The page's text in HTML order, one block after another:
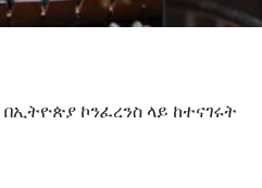
በኢትዮጵያ ኮንፈረንስ ላይ ከተናገሩት